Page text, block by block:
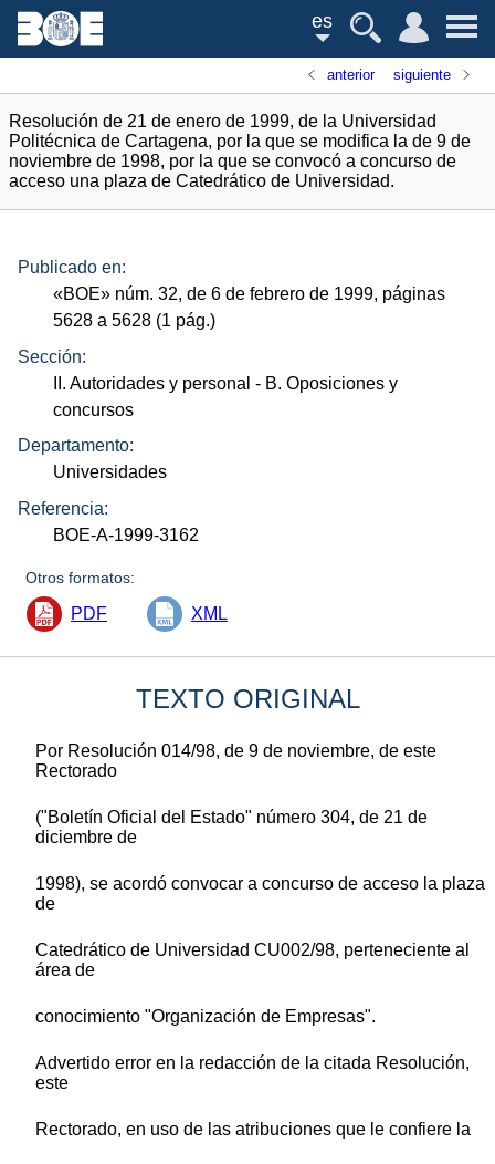
es
anterior siguiente
Resolución de 21 de enero de 1999, de la Universidad
Politécnica de Cartagena, por la que se modifica la de 9 de
noviembre de 1998, por la que se convocó a concurso de
acceso una plaza de Catedrático de Universidad.
Publicado en:
«BOE» núm. 32, de 6 de febrero de 1999, páginas
5628 a 5628 (1 pág.)
Sección:
II. Autoridades y personal - B. Oposiciones y
concursos
Departamento:
Universidades
Referencia:
BOE-A-1999-3162
Otros formatos:
PDF XML
TEXTO ORIGINAL
Por Resolución 014/98, de 9 de noviembre, de este
Rectorado
("Boletín Oficial del Estado" número 304, de 21 de
diciembre de
1998), se acordó convocar a concurso de acceso la plaza
de
Catedrático de Universidad CU002/98, perteneciente al
área de
conocimiento "Organización de Empresas".
Advertido error en la redacción de la citada Resolución,
este
Rectorado, en uso de las atribuciones que le confiere la